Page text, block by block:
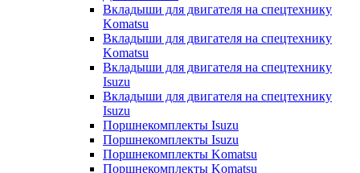
Вкладыши для двигателя на спецтехнику
Komatsu
Вкладыши для двигателя на спецтехнику
Komatsu
Вкладыши для двигателя на спецтехнику
Isuzu
Вкладыши для двигателя на спецтехнику
Isuzu
Поршнекомплекты Isuzu
Поршнекомплекты Isuzu
Поршнекомплекты Komatsu
Поршнекомплекты Komatsu